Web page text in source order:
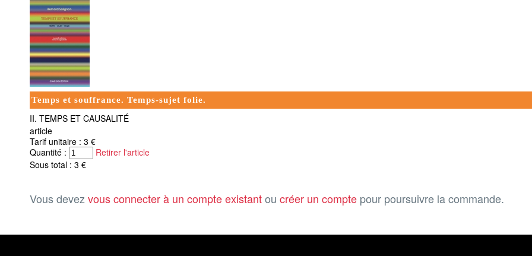
Temps et souffrance. Temps-sujet folie.
II. TEMPS ET CAUSALITÉ
article
Tarif unitaire : 3 €
Quantité :
Retirer l'article
Sous total : 3 €
Vous devezvous connecter à un compte existantou créer un compte pour poursuivre la commande.